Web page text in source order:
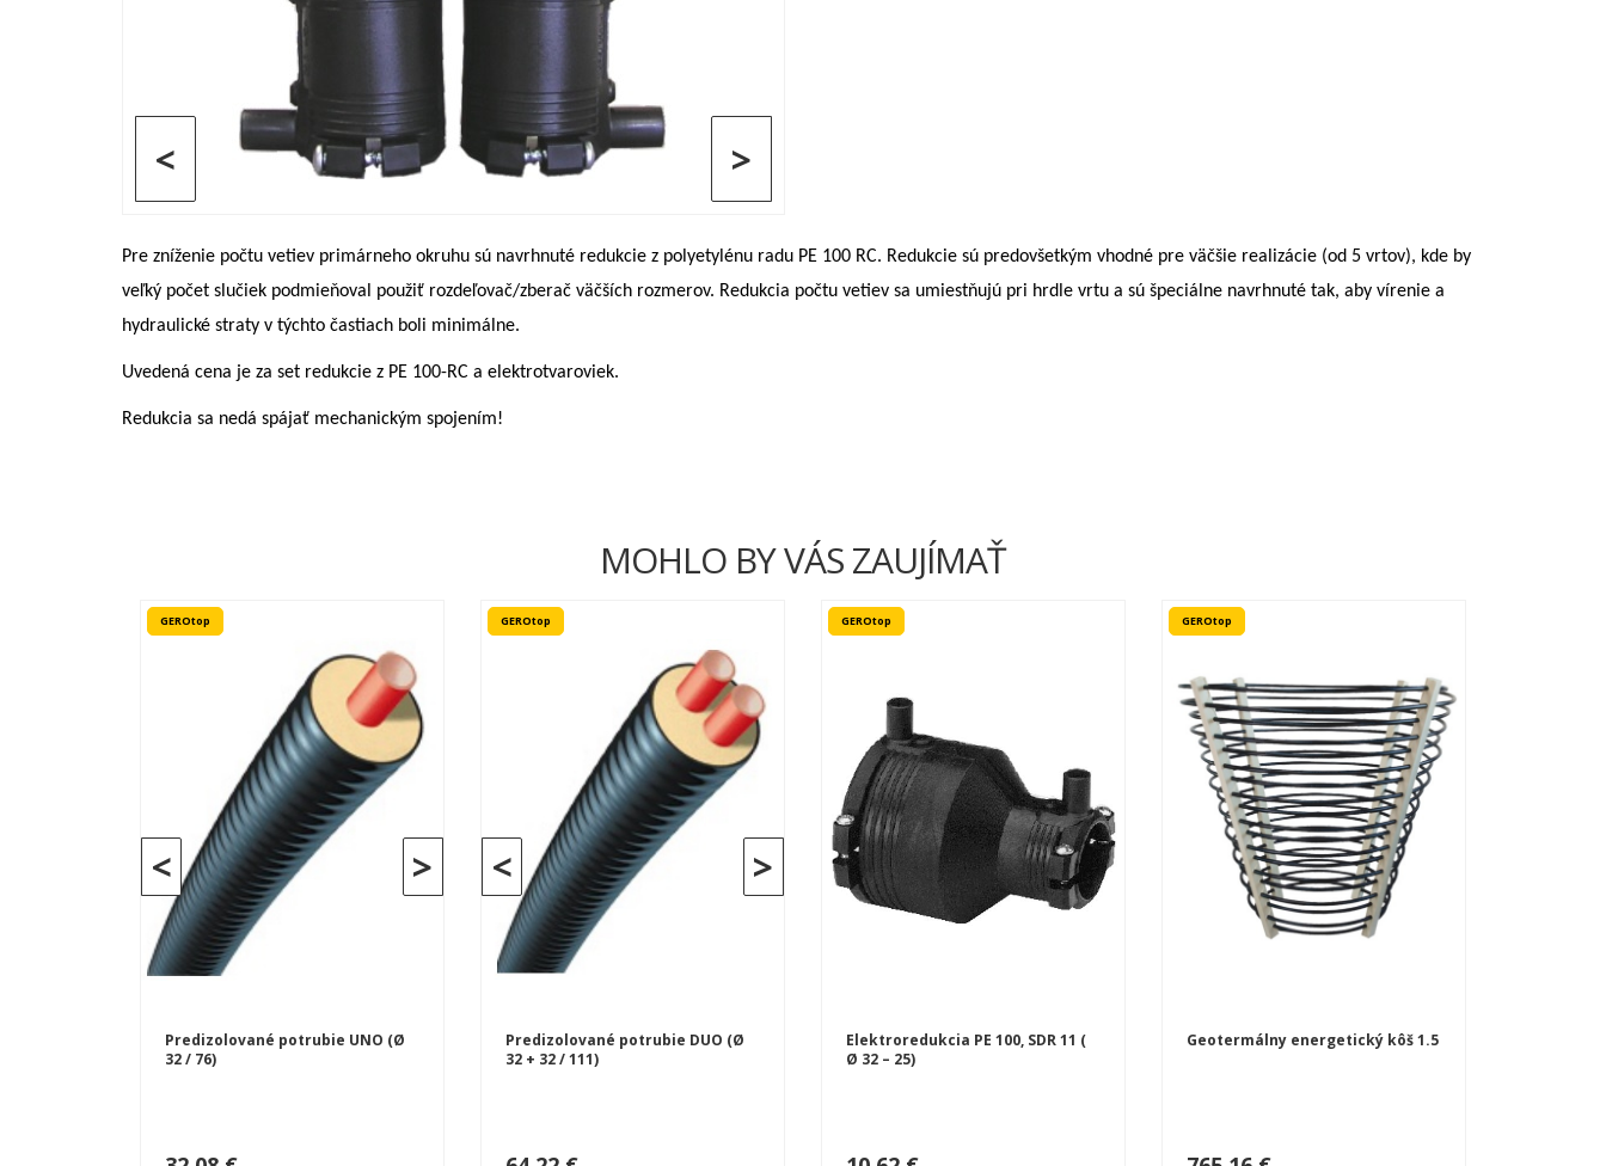
>
<
Pre zníženie počtu vetiev primárneho okruhu sú navrhnuté redukcie z polyetylénu radu PE 100 RC. Redukcie sú predovšetkým vhodné pre väčšie realizácie (od 5 vrtov), ​​kde by
veľký počet slučiek podmieňoval použiť rozdeľovač/zberač väčších rozmerov. Redukcia počtu vetiev sa umiestňujú pri hrdle vrtu a sú špeciálne navrhnuté tak, aby vírenie a
hydraulické straty v týchto častiach boli minimálne.
Uvedená cena je za set redukcie z PE 100-RC a elektrotvaroviek.
Redukcia sa nedá spájať mechanickým spojením!
MOHLO BY VÁS ZAUJÍMAŤ
>
<
GEROtop
Predizolované potrubie UNO (Ø
32 / 76)
>
<
GEROtop
Predizolované potrubie DUO (Ø
32 + 32 / 111)
GEROtop
Elektroredukcia PE 100, SDR 11 (
Ø 32 – 25)
GEROtop
Geotermálny energetický kôš 1.5